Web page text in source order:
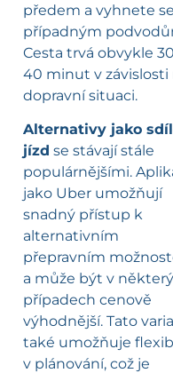
předem a vyhnete se
případným
Cesta trvá obvykle
40 minut v závislosti
dopravní situaci.
Alternativy jako
jízd se stávají stále
populárnějšími.
jako Uber umožňují
snadný přístup k
alternativním
přepravním
a může být v
případech cenově
výhodnější. Tato
také umožňuje
v plánování, což je